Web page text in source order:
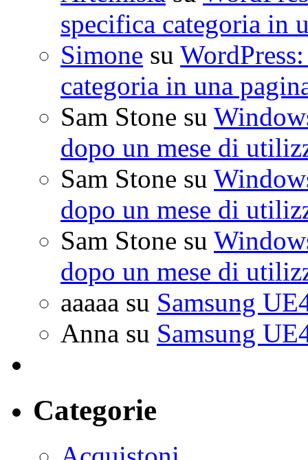
specifica categoria in
Simone su
categoria in una
Sam Stone su
dopo un mese di
Sam Stone su
dopo un mese di
Sam Stone su
dopo un mese di
aaaaa su Samsung
Anna su Samsung
Categorie